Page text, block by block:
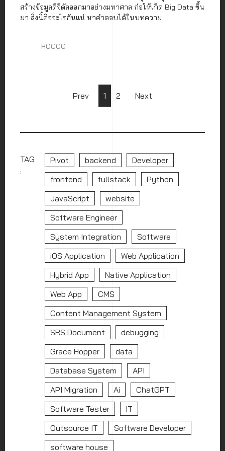
สร้างข้อมูลดิจิตัลออกมาอย่างมหาศาล ก่อให้เกิด Big Data ขึ้น
มา สิ่งนี้คืออะไรกันแน่ หาคำตอบได้ในบทความ
HOCCO
Prev 1 2 Next
TAG
:
Pivot backend
Developer
frontend
fullstack
Python
JavaScript
website
Software Engineer
System Integration
Software
iOS Application
Web Application
Hybrid App
Native Application
Web App
CMS
Content Management System
SRS Document
debugging
Grace Hopper
data
Database System
API
API Migration
Ai
ChatGPT
Software Tester
IT
Outsource IT
Software Developer
software house